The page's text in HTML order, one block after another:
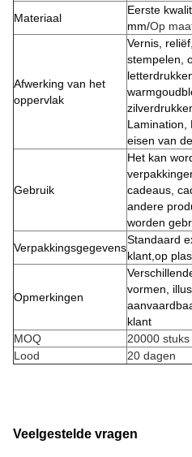
Materiaal
Eerste
mm/Op
Afwerking van het
oppervlak
Vernis,
stempelen,
Lamination,
eisen van
Gebruik
Het kan
cadeaus,
andere
worden
Verpakkingsgegevens
Standaard
klant,op
Opmerkingen
vormen,
klant
MOQ
20000 stuks
Lood
20 dagen
Veelgestelde vragen